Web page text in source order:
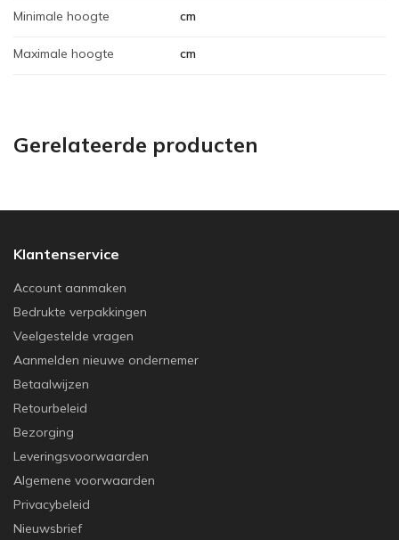
Minimale hoogte cm
Maximale hoogte cm
Gerelateerde producten
Klantenservice
Account aanmaken
Bedrukte verpakkingen
Veelgestelde vragen
Aanmelden nieuwe ondernemer
Betaalwijzen
Retourbeleid
Bezorging
Leveringsvoorwaarden
Algemene voorwaarden
Privacybeleid
Nieuwsbrief